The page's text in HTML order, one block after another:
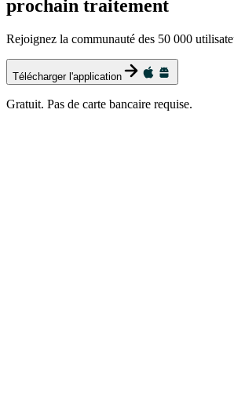
prochain traitement
Rejoignez la communauté des 50 000
Télécharger l'application
Gratuit. Pas de carte bancaire requise.